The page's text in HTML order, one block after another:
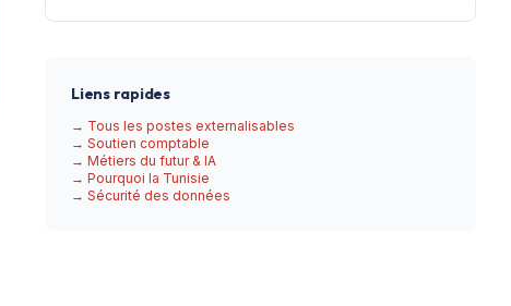
Liens rapides
→ Tous les postes externalisables
→ Soutien comptable
→ Métiers du futur & IA
→ Pourquoi la Tunisie
→ Sécurité des données